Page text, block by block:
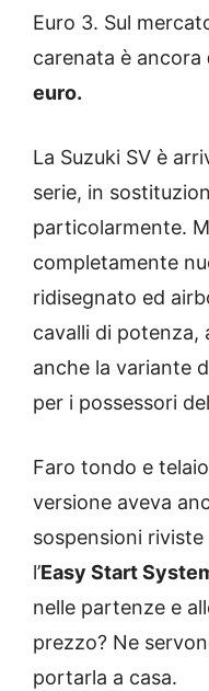
Euro 3. Sul
carenata è ancora
euro.
La Suzuki SV è
serie, in
particolarmente.
completamente
ridisegnato ed
cavalli di potenza,
anche la variante
per i possessori
Faro tondo e
versione aveva
sospensioni
l’Easy Start
nelle partenze e
prezzo? Ne
portarla a casa.